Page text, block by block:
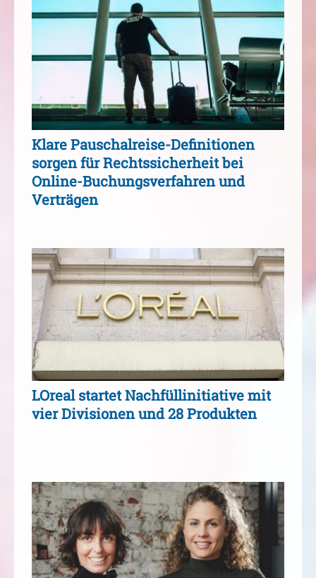
Klare Pauschalreise-Definitionen
sorgen für Rechtssicherheit bei
Online-Buchungsverfahren und
Verträgen
LOreal startet Nachfüllinitiative mit
vier Divisionen und 28 Produkten